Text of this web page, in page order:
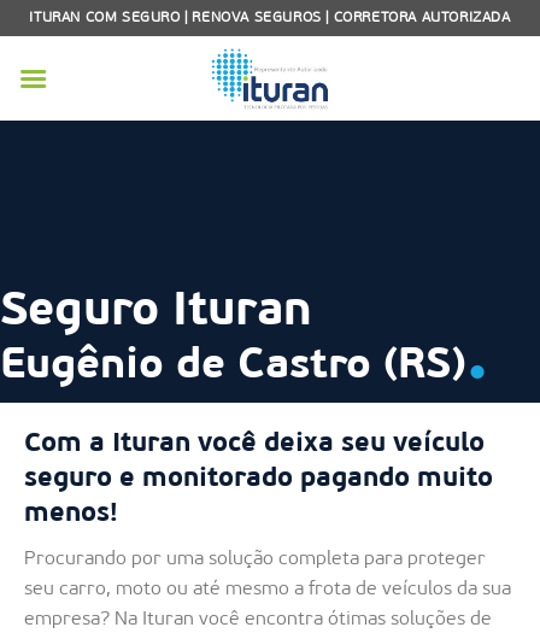
Skip
content
ITURAN COM SEGURO | RENOVA SEGUROS | CORRETORA AUTORIZADA
Seguro Ituran
Eugênio de Castro (RS).
Com a Ituran você deixa seu veículo
seguro e monitorado pagando muito
menos!
Procurando por uma solução completa para proteger
seu carro, moto ou até mesmo a frota de veículos da sua
empresa? Na Ituran você encontra ótimas soluções de